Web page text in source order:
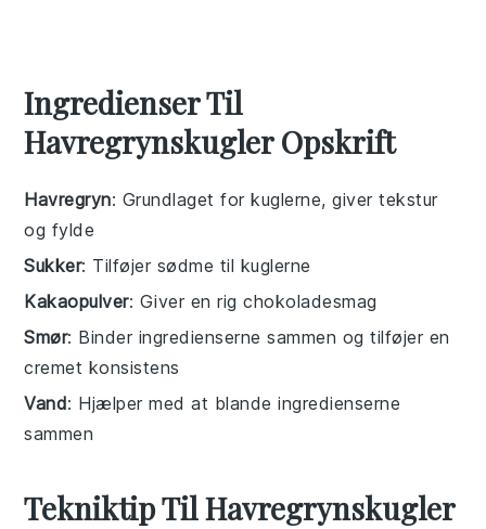
Ingredienser Til
Havregrynskugler Opskrift
Havregryn: Grundlaget for kuglerne, giver tekstur
og fylde
Sukker: Tilføjer sødme til kuglerne
Kakaopulver: Giver en rig chokoladesmag
Smør: Binder ingredienserne sammen og tilføjer en
cremet konsistens
Vand: Hjælper med at blande ingredienserne
sammen
Tekniktip Til Havregrynskugler